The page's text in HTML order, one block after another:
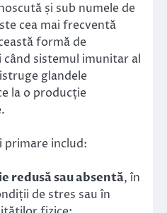
și sub numele de
cea mai frecventă
formă de
sistemul imunitar al
glandele
la o producție
primare includ:
redusă sau absentă, în
de stres sau în